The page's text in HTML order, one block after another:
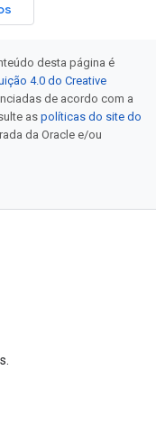
desta página é
4.0 do Creative
de acordo com a
aspolíticas do site do
da Oracle e/ou